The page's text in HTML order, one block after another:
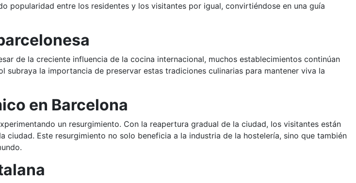
popularidad entre los residentes y los visitantes por igual, convirtiéndose en una guía
de la creciente influencia de la cocina internacional, muchos establecimientos continúan
subraya la importancia de preservar estas tradiciones culinarias para mantener viva la
en Barcelona
un resurgimiento. Con la reapertura gradual de la ciudad, los visitantes están
Este resurgimiento no solo beneficia a la industria de la hostelería, sino que también